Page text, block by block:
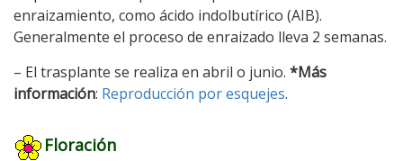
enraizamiento, como ácido indolbutírico (AIB).
Generalmente el proceso de enraizado lleva 2 semanas.
– El trasplante se realiza en abril o junio. *Más
información: Reproducción por esquejes.
Floración